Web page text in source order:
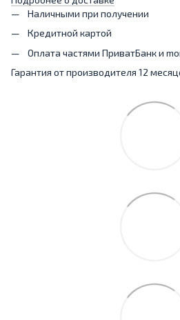
Наличными при получении
Кредитной картой
Оплата частями ПриватБанк и
Гарантия от производителя 12